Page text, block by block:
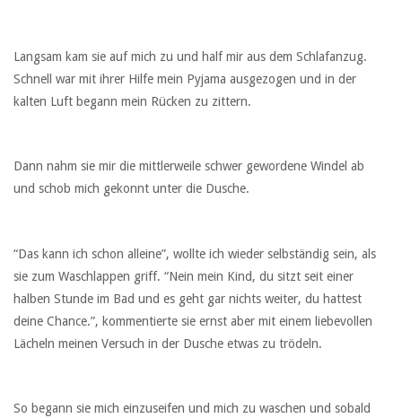
Langsam kam sie auf mich zu und half mir aus dem Schlafanzug.
Schnell war mit ihrer Hilfe mein Pyjama ausgezogen und in der
kalten Luft begann mein Rücken zu zittern.
Dann nahm sie mir die mittlerweile schwer gewordene Windel ab
und schob mich gekonnt unter die Dusche.
“Das kann ich schon alleine”, wollte ich wieder selbständig sein, als
sie zum Waschlappen griff. “Nein mein Kind, du sitzt seit einer
halben Stunde im Bad und es geht gar nichts weiter, du hattest
deine Chance.”, kommentierte sie ernst aber mit einem liebevollen
Lächeln meinen Versuch in der Dusche etwas zu trödeln.
So begann sie mich einzuseifen und mich zu waschen und sobald